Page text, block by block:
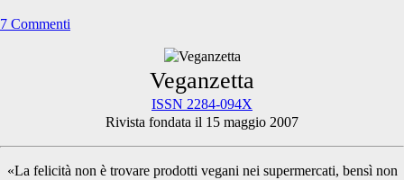
7 Commenti
Sidebar
Veganzetta
ISSN 2284-094X
Rivista fondata il 15 maggio 2007
«La felicità non è trovare prodotti vegani nei supermercati, bensì non